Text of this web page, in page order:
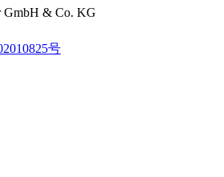
GmbH & Co. KG
号